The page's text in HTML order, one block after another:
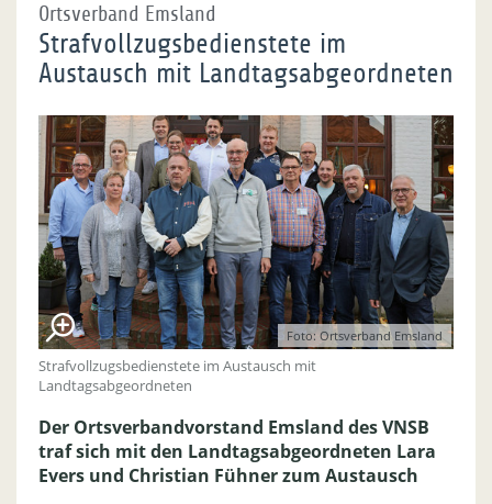
Ortsverband Emsland
Strafvollzugsbedienstete im
Austausch mit Landtagsabgeordneten
Foto: Ortsverband Emsland
Strafvollzugsbedienstete im Austausch mit
Landtagsabgeordneten
Der Ortsverbandvorstand Emsland des VNSB
traf sich mit den Landtagsabgeordneten Lara
Evers und Christian Fühner zum Austausch